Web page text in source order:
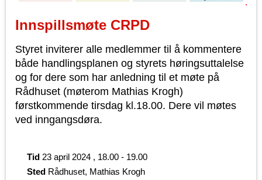
Innspillsmøte CRPD
Styret inviterer alle medlemmer til å kommentere
både handlingsplanen og styrets høringsuttalelse
og for dere som har anledning til et møte på
Rådhuset (møterom Mathias Krogh)
førstkommende tirsdag kl.18.00. Dere vil møtes
ved inngangsdøra.
Tid 23 april 2024 , 18.00 - 19.00
Sted Rådhuset, Mathias Krogh